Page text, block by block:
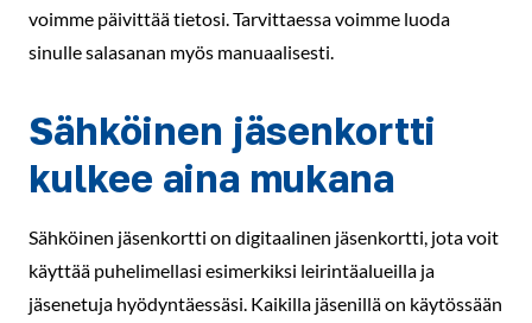
voimme päivittää tietosi. Tarvittaessa voimme luoda
sinulle salasanan myös manuaalisesti.
Sähköinen jäsenkortti
kulkee aina mukana
Sähköinen jäsenkortti on digitaalinen jäsenkortti, jota voit
käyttää puhelimellasi esimerkiksi leirintäalueilla ja
jäsenetuja hyödyntäessäsi. Kaikilla jäsenillä on käytössään